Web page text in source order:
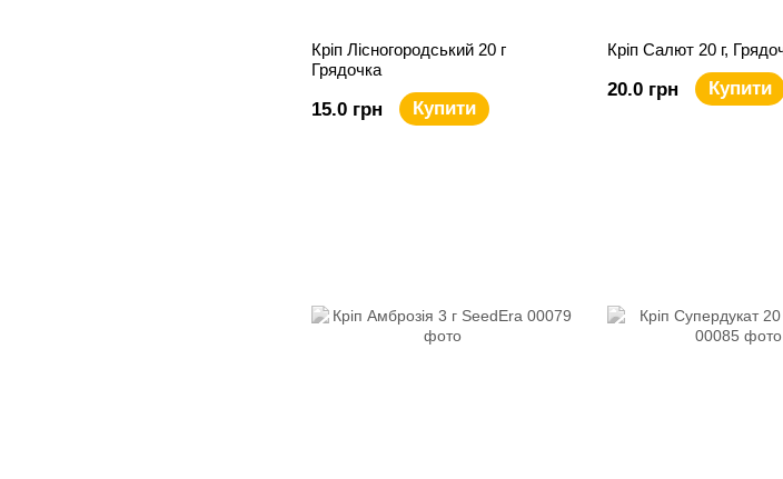
Кріп Лісногородський 20 г
Грядочка
15.0 грн Купити
Кріп Салют 20 г,
20.0 грн Купити